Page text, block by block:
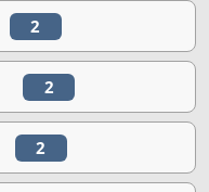
2
2
2